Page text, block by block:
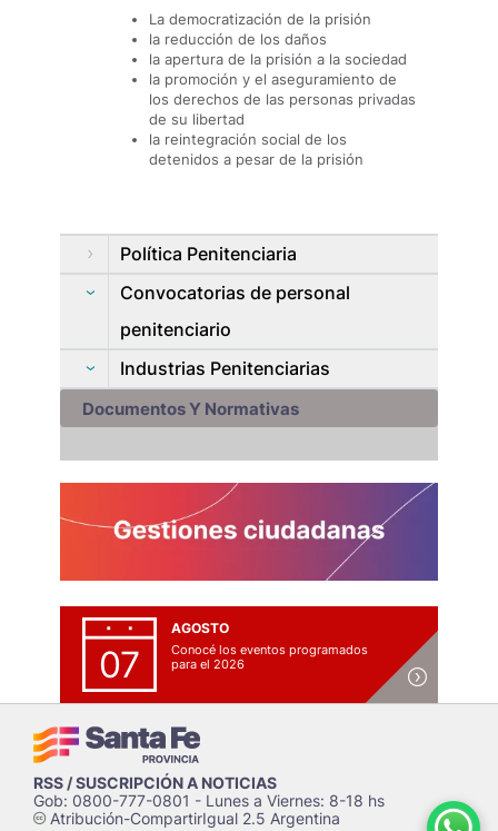
La democratización de la prisión
la reducción de los daños
la apertura de la prisión a la sociedad
la promoción y el aseguramiento de
los derechos de las personas privadas
de su libertad
la reintegración social de los
detenidos a pesar de la prisión
Política Penitenciaria
Convocatorias de personal
penitenciario
Industrias Penitenciarias
Documentos Y Normativas
07
AGOSTO
Conocé los eventos programados
para el 2026
RSS / SUSCRIPCIÓN A NOTICIAS
Gob: 0800-777-0801 - Lunes a Viernes: 8-18 hs
cAtribución-CompartirIgual 2.5 Argentina